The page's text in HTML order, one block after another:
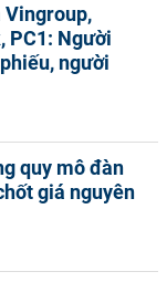
Vingroup,
PC1: Người
người
quy mô đàn
giá nguyên